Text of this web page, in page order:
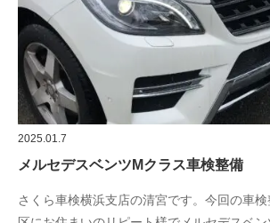
2025.01.7
メルセデスベンツMクラス車検整備
さくら車検横浜支店の清宮です。今回の車